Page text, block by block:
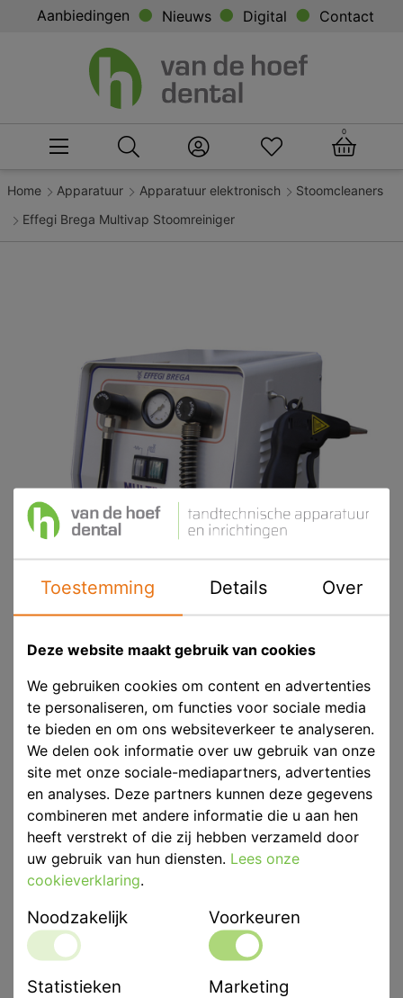
Aanbiedingen Nieuws Digital Contact
0
Home Apparatuur Apparatuur elektronisch
Stoomcleaners
Effegi Brega Multivap Stoomreiniger
Effegi Brega Multivap Stoomreiniger
Product ID
EB 200062
Voorraad
Prijs op aanvraag
Afmetingen
Eenheid
Merk
Effegi Brega
Toestemming Details Over
Deze website maakt gebruik van cookies
We gebruiken cookies om content en advertenties
te personaliseren, om functies voor sociale media
te bieden en om ons websiteverkeer te analyseren.
We delen ook informatie over uw gebruik van onze
site met onze sociale-mediapartners, advertenties
en analyses. Deze partners kunnen deze gegevens
combineren met andere informatie die u aan hen
heeft verstrekt of die zij hebben verzameld door
uw gebruik van hun diensten. Lees onze
cookieverklaring.
Noodzakelijk Voorkeuren
Statistieken Marketing